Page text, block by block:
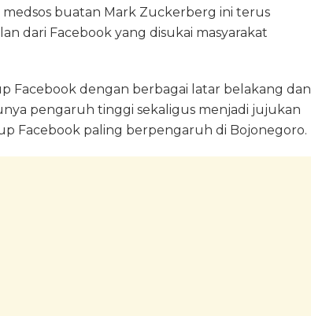
buatan Mark Zuckerberg ini terus
dari Facebook yang disukai masyarakat
Facebook dengan berbagai latar belakang dan
pengaruh tinggi sekaligus menjadi jujukan
Facebook paling berpengaruh di Bojonegoro.